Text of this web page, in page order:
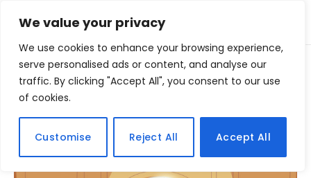
We value your privacy
We use cookies to enhance your browsing experience,
serve personalised ads or content, and analyse our
traffic. By clicking "Accept All", you consent to our use
of cookies.
Customise Reject All Accept All
Home » Posts Tagged "ladrao"
BROWSING: